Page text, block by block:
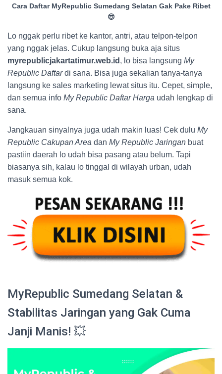
Cara Daftar MyRepublic Sumedang Selatan Gak Pake Ribet
😎
Lo nggak perlu ribet ke kantor, antri, atau telpon-telpon
yang nggak jelas. Cukup langsung buka aja situs
myrepublicjakartatimur.web.id , lo bisa langsung My
Republic Daftardi sana. Bisa juga sekalian tanya-tanya
langsung ke sales marketing lewat situs itu. Cepet, simple,
dan semua info My Republic Daftar Harga udah lengkap di
sana.
Jangkauan sinyalnya juga udah makin luas! Cek dulu My
Republic Cakupan Area dan My Republic Jaringan buat
pastiin daerah lo udah bisa pasang atau belum. Tapi
biasanya sih, kalau lo tinggal di wilayah urban, udah
masuk semua kok.
MyRepublic Sumedang Selatan &
Stabilitas Jaringan yang Gak Cuma
Janji Manis! 💥